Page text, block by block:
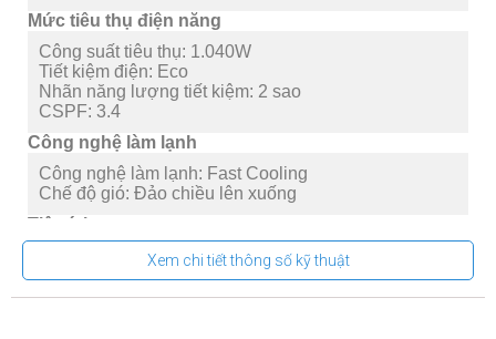
Mức tiêu thụ điện năng
Công suất tiêu thụ: 1.040W
Tiết kiệm điện: Eco
Nhãn năng lượng tiết kiệm: 2 sao
CSPF: 3.4
Công nghệ làm lạnh
Công nghệ làm lạnh: Fast Cooling
Chế độ gió: Đảo chiều lên xuống
Tiện ích
-Chế độ yên tĩnh Quiet
-Cảm biến nhiệt độ iFeel
-Chế độ hoạt động thông minh
Xem chi tiết thông số kỹ thuật